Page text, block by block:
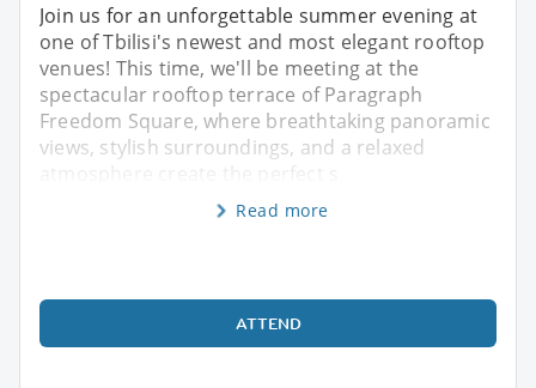
Join us for an unforgettable summer evening at
one of Tbilisi's newest and most elegant rooftop
venues! This time, we'll be meeting at the
spectacular rooftop terrace of Paragraph
Freedom Square, where breathtaking panoramic
views, stylish surroundings, and a relaxed
atmosphere create the perfect s
Read more
ATTEND